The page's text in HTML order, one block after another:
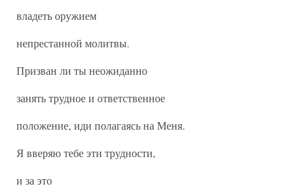
владеть оружием
непрестанной молитвы.
Призван ли ты неожиданно
занять трудное и ответственное
положение, иди полагаясь на Меня.
Я вверяю тебе эти трудности,
и за это